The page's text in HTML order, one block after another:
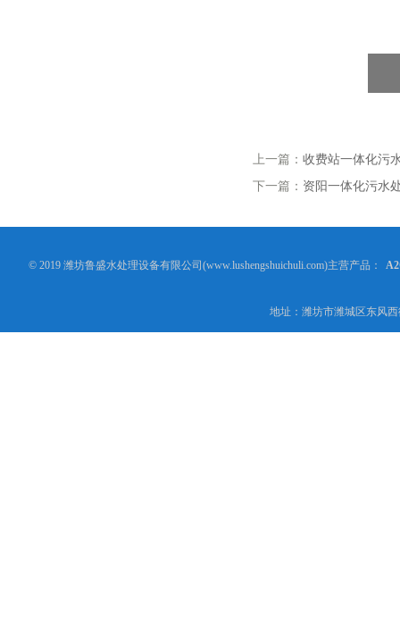
上一篇： 收费站一体化污
下一篇： 资阳一体化污水
© 2019 潍坊鲁盛水处理设备有限公司(www.lushengshuichuli.com)主营产品：
地址：潍坊市潍城区东风